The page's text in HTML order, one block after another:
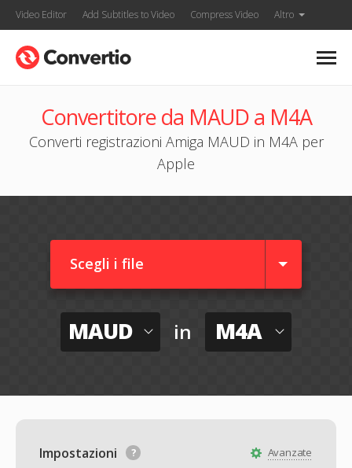
Video Editor Add Subtitles to Video Compress Video Altro
Convertitore da MAUD a M4A
Converti registrazioni Amiga MAUD in M4A per
Apple
Scegli i file
MAUD in M4A
Avanzate
Impostazioni